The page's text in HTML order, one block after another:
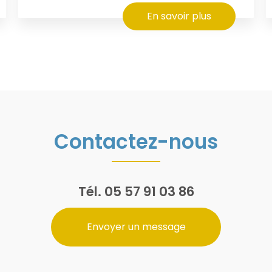
En savoir plus
Contactez-nous
Tél. 05 57 91 03 86
Envoyer un message